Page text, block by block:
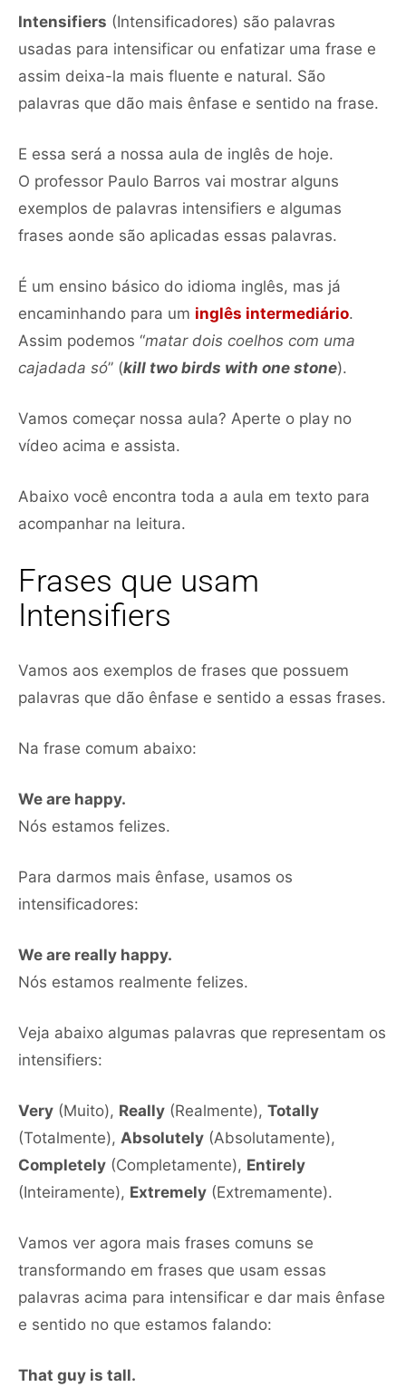
Intensifiers (Intensificadores) são palavras
usadas para intensificar ou enfatizar uma frase e
assim deixa-la mais fluente e natural. São
palavras que dão mais ênfase e sentido na frase.
E essa será a nossa aula de inglês de hoje.
O professor Paulo Barros vai mostrar alguns
exemplos de palavras intensifiers e algumas
frases aonde são aplicadas essas palavras.
É um ensino básico do idioma inglês, mas já
encaminhando para um inglês intermediário.
Assim podemos “matar dois coelhos com uma
cajadada só” (kill two birds with one stone).
Vamos começar nossa aula? Aperte o play no
vídeo acima e assista.
Abaixo você encontra toda a aula em texto para
acompanhar na leitura.
Frases que usam
Intensifiers
Vamos aos exemplos de frases que possuem
palavras que dão ênfase e sentido a essas frases.
Na frase comum abaixo:
We are happy.
Nós estamos felizes.
Para darmos mais ênfase, usamos os
intensificadores:
We are really happy.
Nós estamos realmente felizes.
Veja abaixo algumas palavras que representam os
intensifiers:
Very (Muito), Really (Realmente), Totally
(Totalmente), Absolutely (Absolutamente),
Completely (Completamente), Entirely
(Inteiramente), Extremely (Extremamente).
Vamos ver agora mais frases comuns se
transformando em frases que usam essas
palavras acima para intensificar e dar mais ênfase
e sentido no que estamos falando:
That guy is tall.